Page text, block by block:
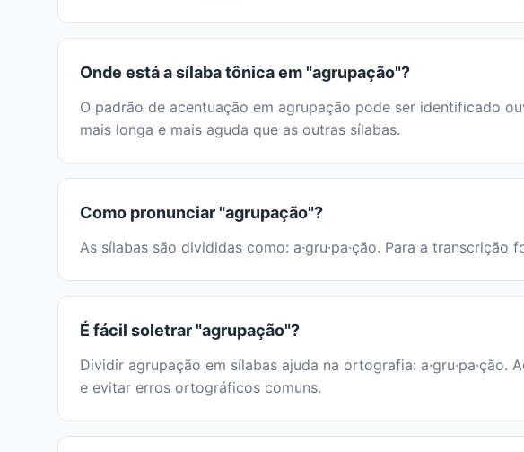
Onde está a sílaba tônica em "agrupação"?
O padrão de acentuação em agrupação pode ser identificado
mais longa e mais aguda que as outras sílabas.
Como pronunciar "agrupação"?
As sílabas são divididas como: a·gru·pa·ção. Para a
É fácil soletrar "agrupação"?
Dividir agrupação em sílabas ajuda na ortografia:
e evitar erros ortográficos comuns.